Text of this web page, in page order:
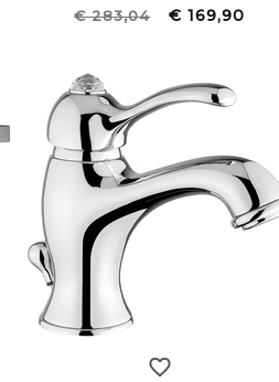
€ 283,04 € 169,90
con inserto Swarovski